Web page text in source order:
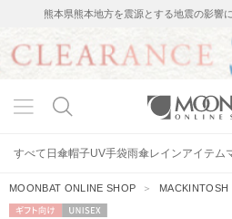
熊本県熊本地方を震源とする地震の影響
すべて 日傘帽子UV手袋雨傘レインアイテム
MOONBAT ONLINE SHOP ＞